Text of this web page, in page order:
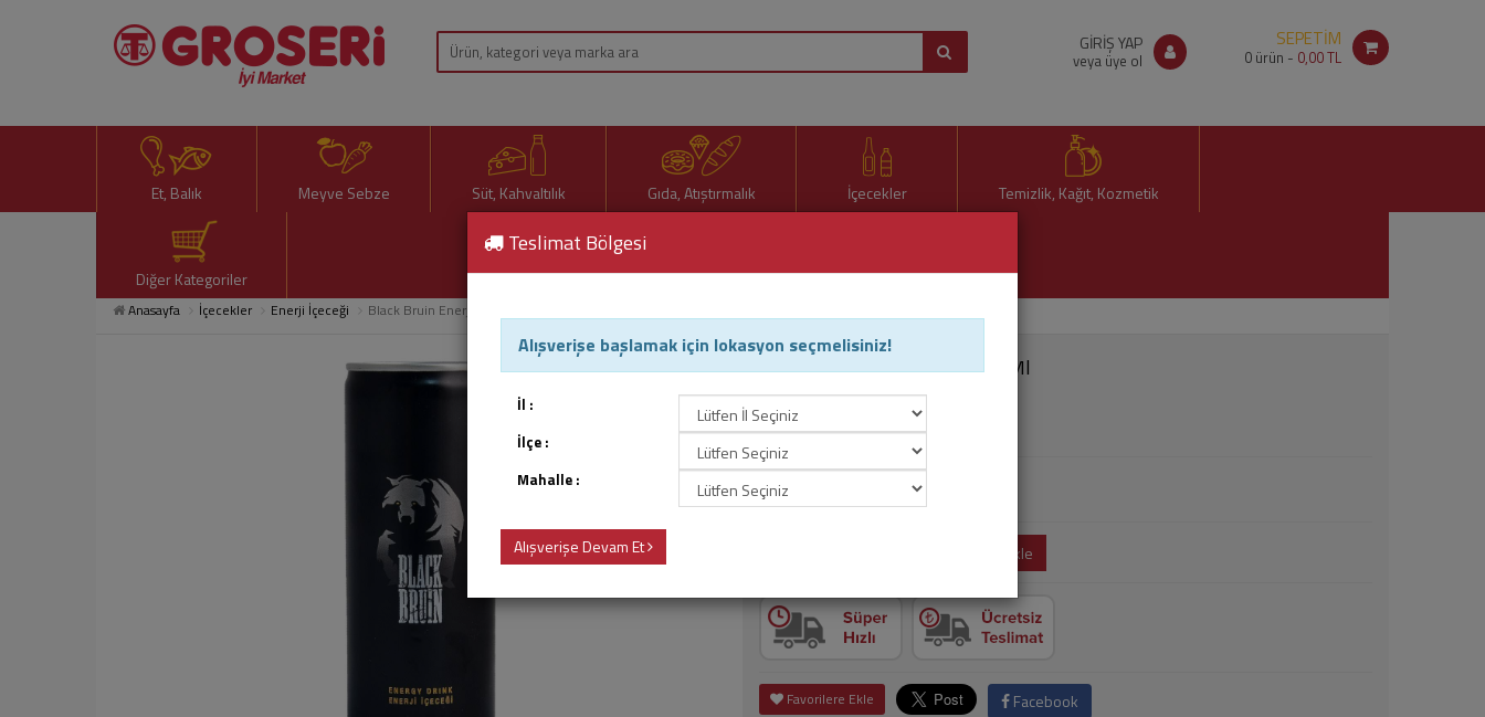
GİRİŞ YAP
veya üye ol
SEPETİM
0 ürün - 0,00 TL
Et, Balık Meyve Sebze Süt, Kahvaltılık Gıda, Atıştırmalık İçecekler Temizlik, Kağıt, Kozmetik
Diğer Kategoriler
Anasayfa İçecekler Enerji İçeceği Black Bruin Enerji İçeceği 250 Ml
Black Bruin Enerji İçeceği 250 Ml
Ürün Kodu : 63655
35,80 TL
Sepete Ekle
Favorilere Ekle Facebook
Teslimat Bölgesi
Alışverişe başlamak için lokasyon seçmelisiniz!
İl :
İlçe :
Mahalle :
Alışverişe Devam Et